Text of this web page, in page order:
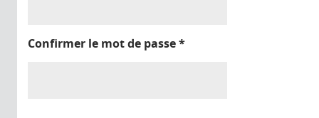
Confirmer le mot de passe*